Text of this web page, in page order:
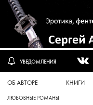
УВЕДОМЛЕНИЯ
ОБ АВТОРЕ КНИГИ
ЛЮБОВНЫЕ РОМАНЫ